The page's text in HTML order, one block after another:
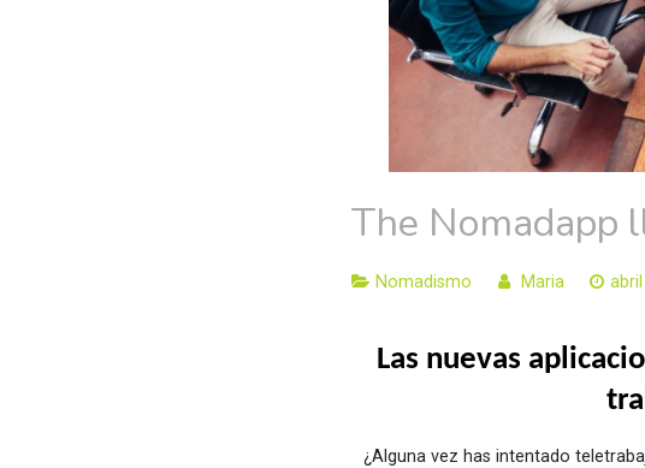
The Nomadapp
Nomadismo Maria
Las nuevas
¿Alguna vez has intentado